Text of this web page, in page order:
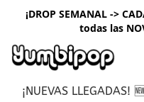
¡DROP SEMANAL ->
todas las
¡NUEVAS LLEGADAS! 🆕